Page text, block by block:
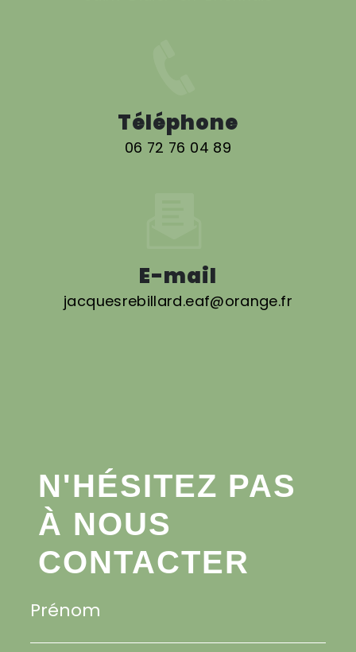
Téléphone
06 72 76 04 89
E-mail
jacquesrebillard.eaf@orange.fr
N'HÉSITEZ PAS
À NOUS
CONTACTER
Prénom